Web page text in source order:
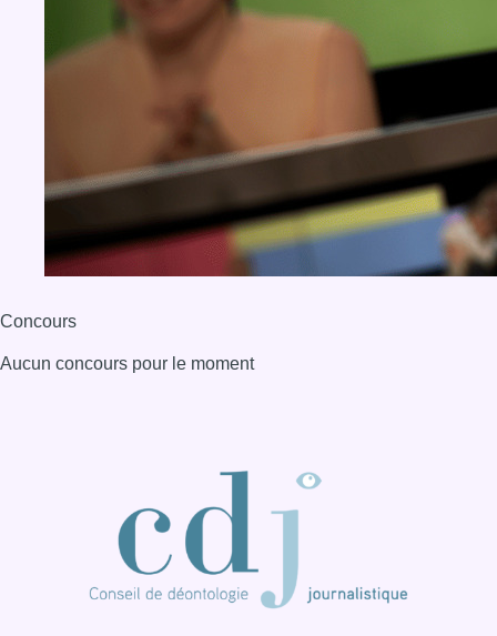
Concours
Aucun concours pour le moment